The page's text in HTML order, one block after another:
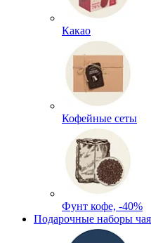
Какао
Кофейные сеты
Фунт кофе, -40%
Подарочные наборы